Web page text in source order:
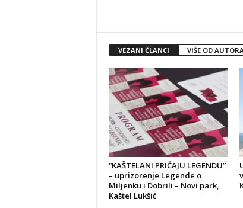
VEZANI ČLANCI VIŠE OD
“KAŠTELANI PRIČAJU LEGENDU”
– uprizorenje Legende o
Miljenku i Dobrili – Novi park,
Kaštel Lukšić